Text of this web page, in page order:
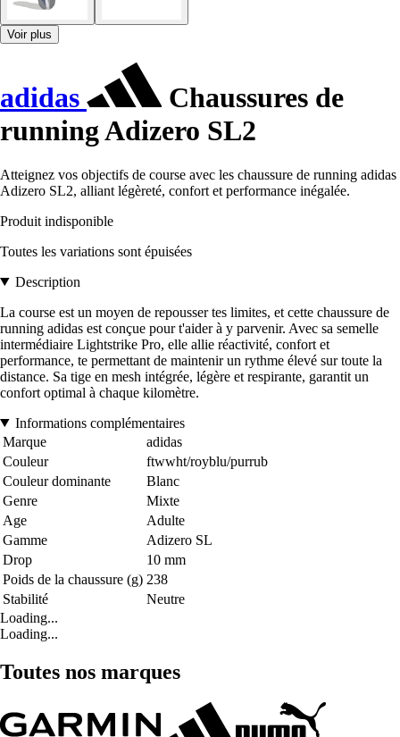
Voir plus
adidas
Chaussures de
running Adizero SL2
Atteignez vos objectifs de course avec les chaussure de running adidas
Adizero SL2, alliant légèreté, confort et performance inégalée.
Produit indisponible
Toutes les variations sont épuisées
Description
La course est un moyen de repousser tes limites, et cette chaussure de
running adidas est conçue pour t'aider à y parvenir. Avec sa semelle
intermédiaire Lightstrike Pro, elle allie réactivité, confort et
performance, te permettant de maintenir un rythme élevé sur toute la
distance. Sa tige en mesh intégrée, légère et respirante, garantit un
confort optimal à chaque kilomètre.
Informations complémentaires
Marque
adidas
Couleur
ftwwht/royblu/purrub
Couleur dominante
Blanc
Genre
Mixte
Age
Adulte
Gamme
Adizero SL
Drop
10 mm
Poids de la chaussure (g) 238
Stabilité
Neutre
Loading...
Loading...
Toutes nos marques